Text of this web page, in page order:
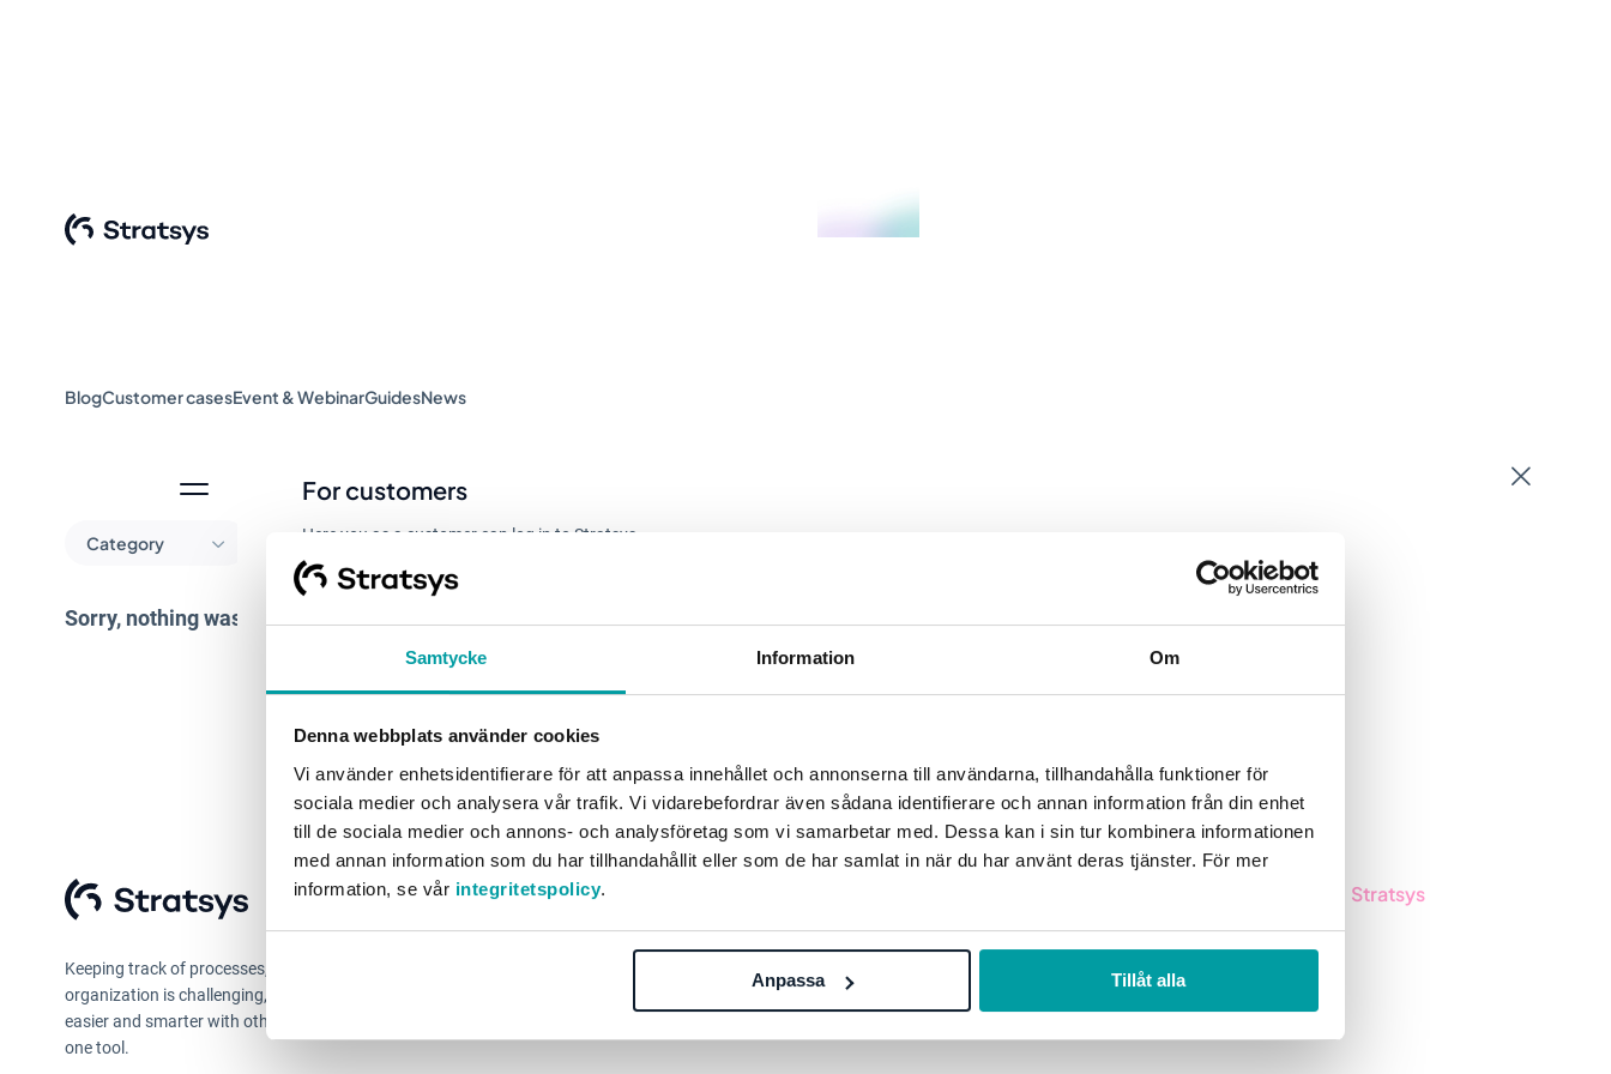
Samtycke Information Om
Denna webbplats använder cookies
Vi använder enhetsidentifierare för att anpassa innehållet och annonserna till användarna, tillhandahålla funktioner för
sociala medier och analysera vår trafik. Vi vidarebefordrar även sådana identifierare och annan information från din enhet
till de sociala medier och annons- och analysföretag som vi samarbetar med. Dessa kan i sin tur kombinera informationen
med annan information som du har tillhandahållit eller som de har samlat in när du har använt deras tjänster. För mer
information, se vår integritetspolicy.
Anpassa Tillåt alla
For customers
Here you as a customer can log in to Stratsys.
Product Blog
Feedback Stars
Help Center
BlogCustomer casesEvent & WebinarGuidesNews
Category
Sorry, nothing was found here.
Keeping track of processes, plans and reports in your
organization is challenging, we know. With Stratsys, you work
easier and smarter with others to achieve faster results. All in
one tool.
GRC
Due Diligence
Public Sector
Get started with
Book a demo
Contact us
Blog
Customers
Guides
Stratsys